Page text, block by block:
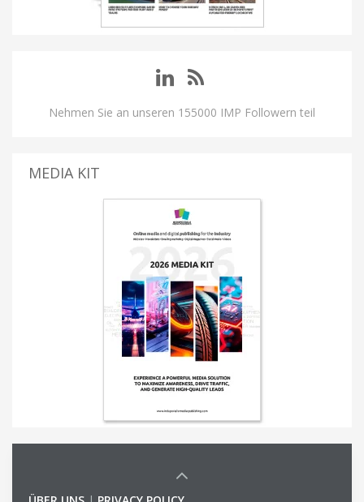
Nehmen Sie an unseren 155000 IMP Followern teil
MEDIA KIT